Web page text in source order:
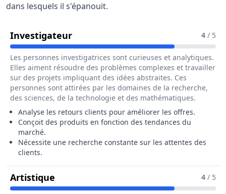
dans lesquels il s'épanouit.
InvestigateurPour Le Métier De Assistant /4 / 5
Les personnes investigatrices sont curieuses et analytiques.
Elles aiment résoudre des problèmes complexes et travailler
sur des projets impliquant des idées abstraites. Ces
personnes sont attirées par les domaines de la recherche,
des sciences, de la technologie et des mathématiques.
Analyse les retours clients pour améliorer les offres.
Conçoit des produits en fonction des tendances du
marché.
Nécessite une recherche constante sur les attentes des
clients.
Artistique Pour Le Métier De Assistant / 4 / 5